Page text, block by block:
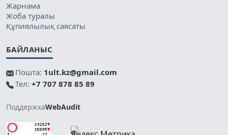
Жарнама
Жоба туралы
Құпиялылық саясаты
БАЙЛАНЫС
Пошта: 1ult.kz@gmail.com
Тел: +7 707 878 85 89
ПоддержкаWebAudit